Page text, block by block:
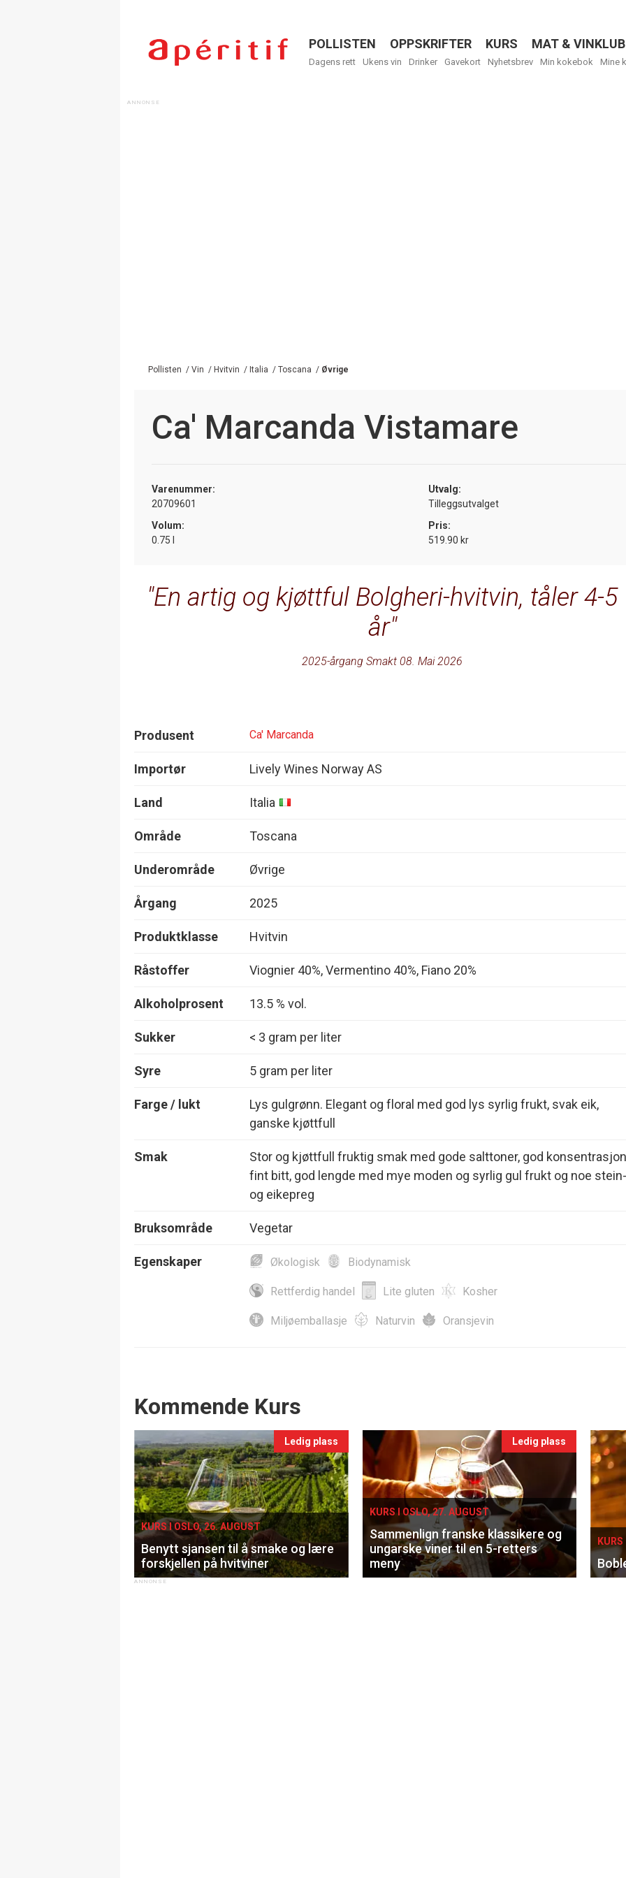
Menu
POLLISTEN OPPSKRIFTER KURS MAT &
Dagens rett Ukens vin Drinker Gavekort Nyhetsbrev Min kokebok Mine
Pollisten / Vin / Hvitvin / Italia / Toscana / Øvrige
Ca' Marcanda Vistamare
Varenummer:
20709601
Utvalg:
Tilleggsutvalget
Volum:
0.75 l
Pris:
519.90 kr
En artig og kjøttful Bolgheri-hvitvin, tåler 4-5
år
2025-årgang Smakt 08. Mai 2026
Produsent Ca' Marcanda
Importør Lively Wines Norway AS
Land Italia
Område Toscana
Underområde Øvrige
Årgang 2025
Produktklasse Hvitvin
Råstoffer Viognier 40%, Vermentino 40%, Fiano 20%
Alkoholprosent 13.5 % vol.
Sukker < 3 gram per liter
Syre 5 gram per liter
Farge / lukt
Lys gulgrønn. Elegant og floral med god lys syrlig frukt, svak eik,
ganske kjøttfull
Smak
Stor og kjøttfull fruktig smak med gode salttoner, god
fint bitt, god lengde med mye moden og syrlig gul frukt og noe stein-
og eikepreg
Bruksområde Vegetar
Egenskaper Økologisk Biodynamisk
Rettferdig handel Lite gluten Kosher
Miljøemballasje Naturvin Oransjevin
Events
Kommende Kurs
Ledig plass
KURS I OSLO, 26. AUGUST
Benytt sjansen til å smake og lære
forskjellen på hvitviner
Ledig plass
KURS I OSLO, 27. AUGUST
Sammenlign franske klassikere og
ungarske viner til en 5-retters
meny